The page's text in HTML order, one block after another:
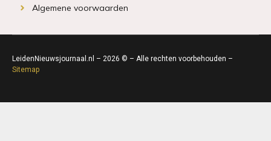
Algemene voorwaarden
LeidenNieuwsjournaal.nl – 2026 © – Alle rechten voorbehouden –
Sitemap